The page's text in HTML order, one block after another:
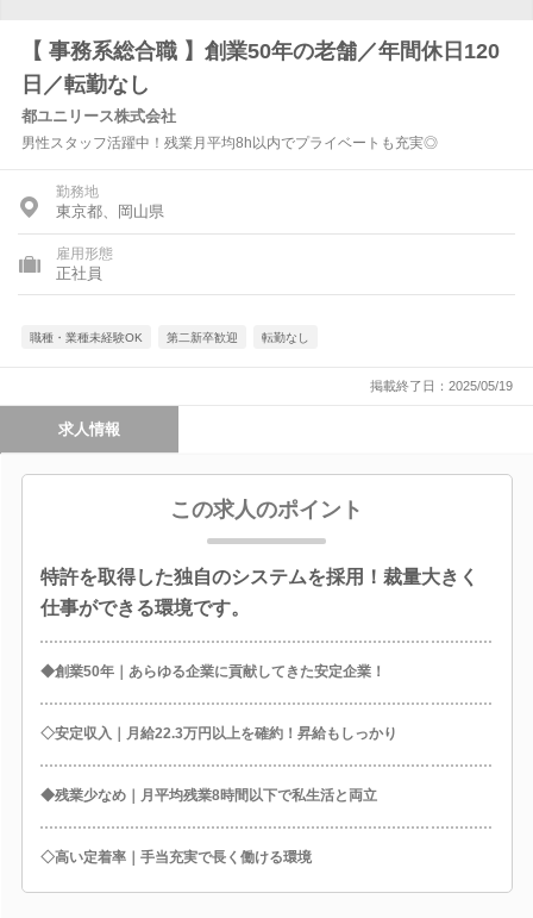
【 事務系総合職 】創業50年の老舗／年間休日120
日／転勤なし
都ユニリース株式会社
男性スタッフ活躍中！残業月平均8h以内でプライベートも充実◎
勤務地
東京都、岡山県
雇用形態
正社員
職種・業種未経験OK 第二新卒歓迎 転勤なし
掲載終了日：2025/05/19
求人情報
この求人のポイント
特許を取得した独自のシステムを採用！裁量大きく
仕事ができる環境です。
◆創業50年｜あらゆる企業に貢献してきた安定企業！
◇安定収入｜月給22.3万円以上を確約！昇給もしっかり
◆残業少なめ｜月平均残業8時間以下で私生活と両立
◇高い定着率｜手当充実で長く働ける環境